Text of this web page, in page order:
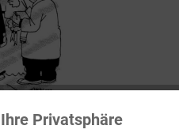
Aktiv
Privatsphäre